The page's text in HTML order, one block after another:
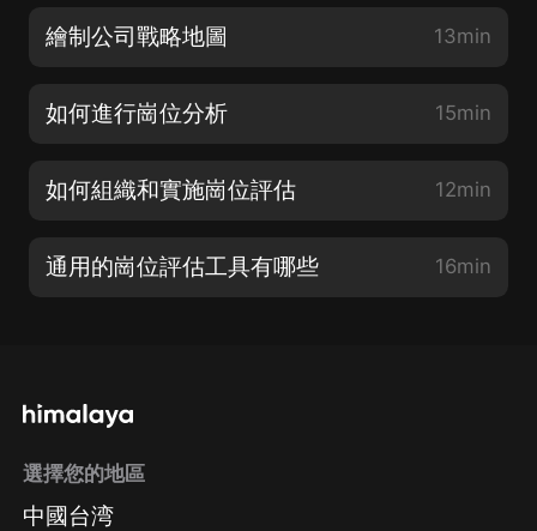
繪制公司戰略地圖 13min
如何進行崗位分析 15min
如何組織和實施崗位評估 12min
通用的崗位評估工具有哪些 16min
選擇您的地區
中國台湾